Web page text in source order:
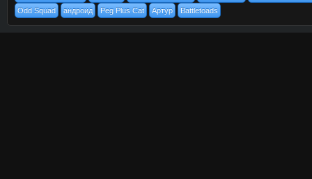
Odd Squad
андроид Peg Plus Cat Артур Battletoads